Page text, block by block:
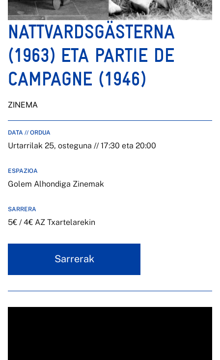
NATTVARDSGÄSTERNA
(1963) ETA PARTIE DE
CAMPAGNE (1946)
ZINEMA
DATA // ORDUA
Urtarrilak 25, osteguna // 17:30 eta 20:00
ESPAZIOA
Golem Alhondiga Zinemak
SARRERA
5€ / 4€ AZ Txartelarekin
Sarrerak